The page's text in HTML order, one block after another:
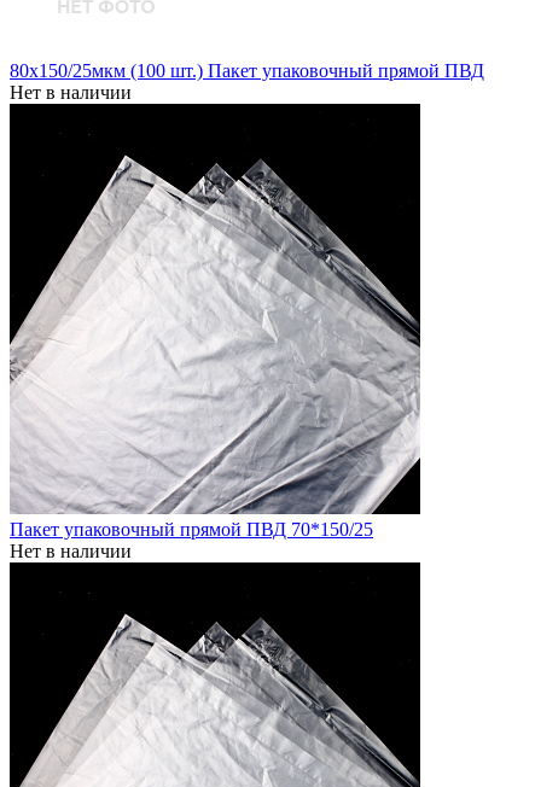
80x150/25мкм (100 шт.) Пакет упаковочный прямой ПВД
Нет в наличии
Пакет упаковочный прямой ПВД 70*150/25
Нет в наличии